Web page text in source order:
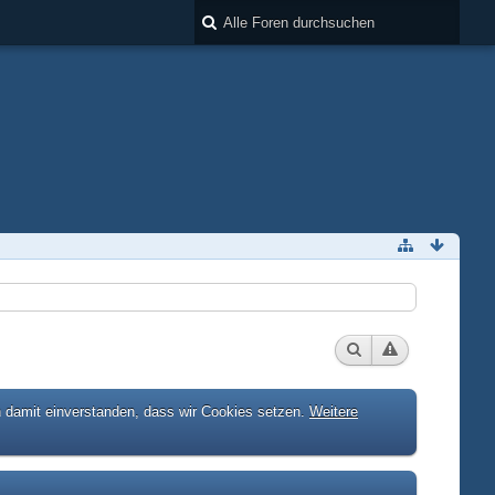
einverstanden, dass wir Cookies setzen. Weitere